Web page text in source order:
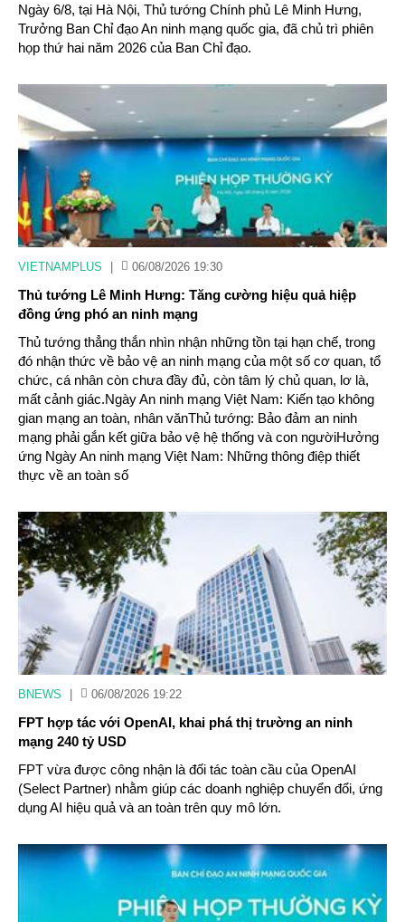
Ngày 6/8, tại Hà Nội, Thủ tướng Chính phủ Lê Minh Hưng,
Trưởng Ban Chỉ đạo An ninh mạng quốc gia, đã chủ trì phiên
họp thứ hai năm 2026 của Ban Chỉ đạo.
VIETNAMPLUS 06/08/2026 19:30
Thủ tướng Lê Minh Hưng: Tăng cường hiệu quả hiệp
đồng ứng phó an ninh mạng
Thủ tướng thẳng thắn nhìn nhận những tồn tại hạn chế, trong
đó nhận thức về bảo vệ an ninh mạng của một số cơ quan, tổ
chức, cá nhân còn chưa đầy đủ, còn tâm lý chủ quan, lơ là,
mất cảnh giác.Ngày An ninh mạng Việt Nam: Kiến tạo không
gian mạng an toàn, nhân vănThủ tướng: Bảo đảm an ninh
mạng phải gắn kết giữa bảo vệ hệ thống và con ngườiHưởng
ứng Ngày An ninh mạng Việt Nam: Những thông điệp thiết
thực về an toàn số
BNEWS 06/08/2026 19:22
FPT hợp tác với OpenAI, khai phá thị trường an ninh
mạng 240 tỷ USD
FPT vừa được công nhận là đối tác toàn cầu của OpenAI
(Select Partner) nhằm giúp các doanh nghiệp chuyển đổi, ứng
dụng AI hiệu quả và an toàn trên quy mô lớn.